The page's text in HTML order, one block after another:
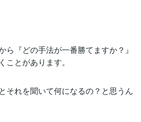
ら『どの手法が一番勝てますか？』
ことがあります。
それを聞いて何になるの？と思うん